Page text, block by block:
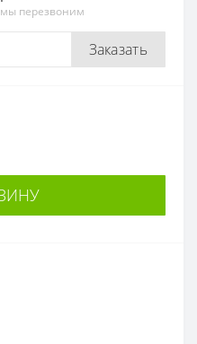
перезвоним
Заказать